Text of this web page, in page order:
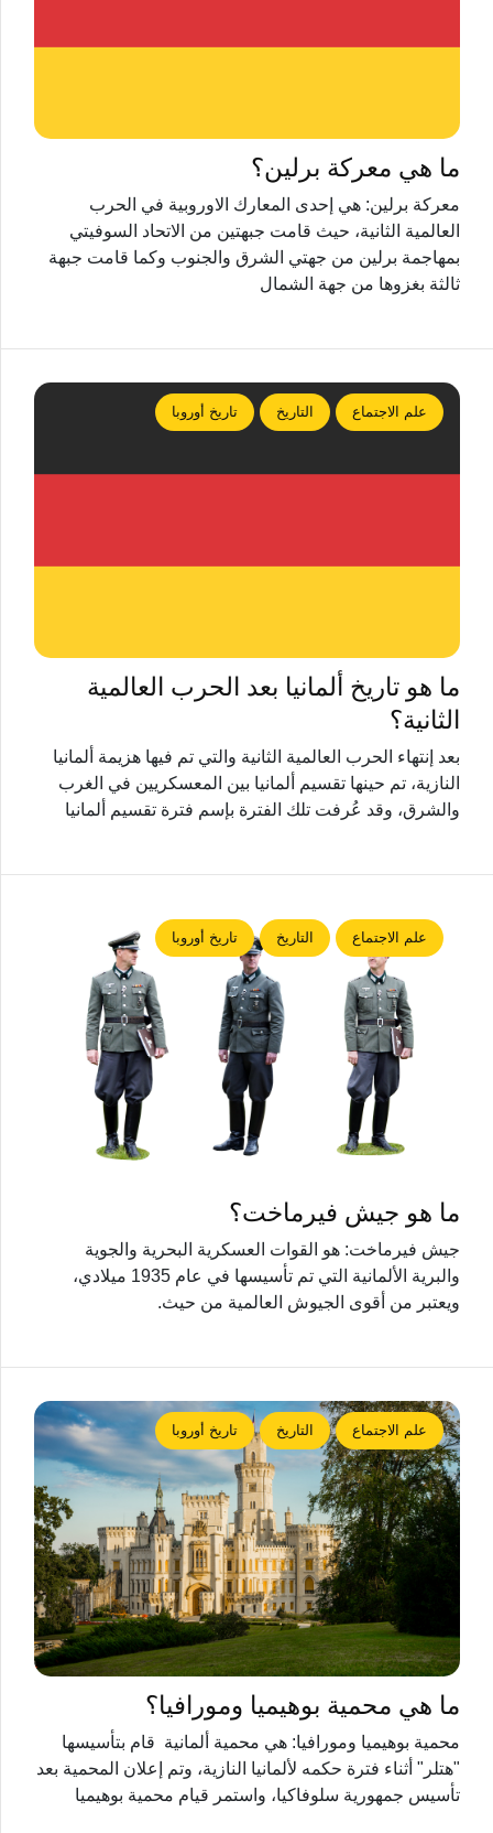
ما هي معركة برلين؟
معركة برلين: هي إحدى المعارك الاوروبية في الحرب
العالمية الثانية، حيث قامت جبهتين من الاتحاد السوفيتي
بمهاجمة برلين من جهتي الشرق والجنوب وكما قامت جبهة
ثالثة بغزوها من جهة الشمال
علم الاجتماع التاريخ تاريخ أوروبا
ما هو تاريخ ألمانيا بعد الحرب العالمية
الثانية؟
بعد إنتهاء الحرب العالمية الثانية والتي تم فيها هزيمة ألمانيا
النازية، تم حينها تقسيم ألمانيا بين المعسكريين في الغرب
والشرق، وقد عُرفت تلك الفترة بإسم فترة تقسيم ألمانيا
علم الاجتماع التاريخ تاريخ أوروبا
ما هو جيش فيرماخت؟
جيش فيرماخت: هو القوات العسكرية البحرية والجوية
والبرية الألمانية التي تم تأسيسها في عام 1935 ميلادي،
ويعتبر من أقوى الجيوش العالمية من حيث.
علم الاجتماع التاريخ تاريخ أوروبا
ما هي محمية بوهيميا ومورافيا؟
محمية بوهيميا ومورافيا: هي محمية ألمانية قام بتأسيسها
"هتلر" أثناء فترة حكمه لألمانيا النازية، وتم إعلان المحمية بعد
تأسيس جمهورية سلوفاكيا، واستمر قيام محمية بوهيميا